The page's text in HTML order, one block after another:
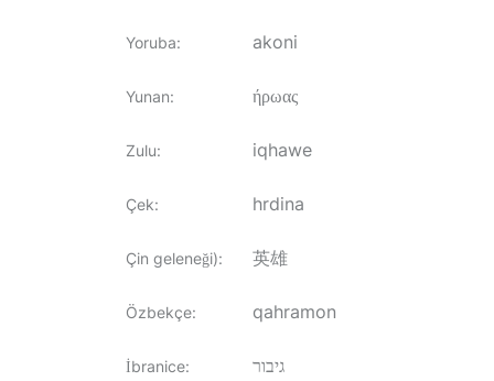
Yoruba: akoni
Yunan: ήρωας
Zulu: iqhawe
Çek: hrdina
Çin geleneği): 英雄
Özbekçe: qahramon
İbranice: גיבור